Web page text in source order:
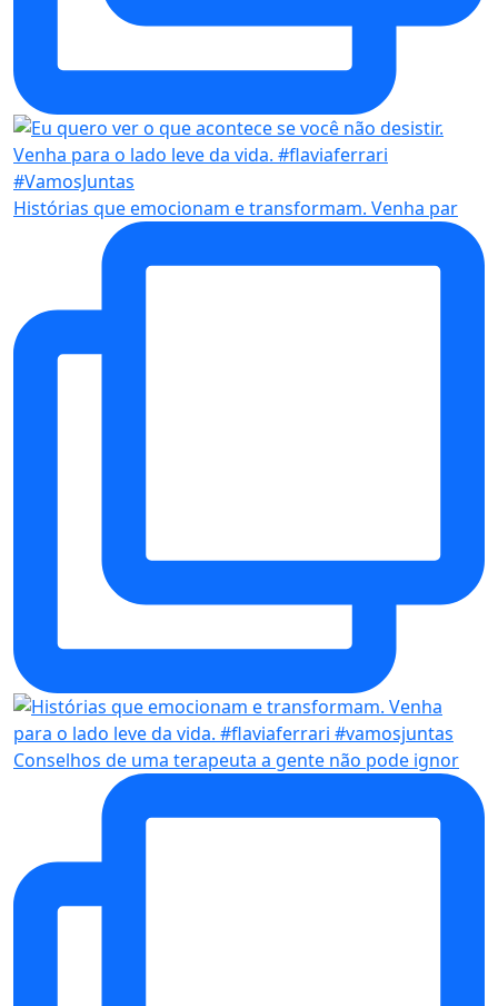
Histórias que emocionam e transformam. Venha par
Conselhos de uma terapeuta a gente não pode ignor